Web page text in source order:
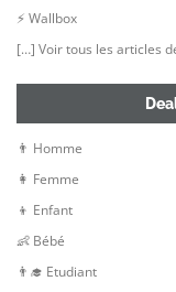
⚡ Wallbox
[…] Voir tous les articles
👨 Homme
👩 Femme
👦 Enfant
👶 Bébé
👨‍🎓 Etudiant